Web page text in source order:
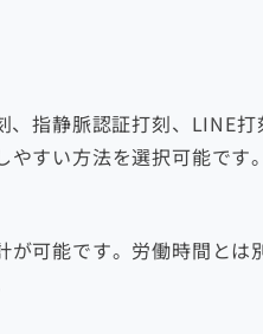
、指静脈認証打刻、LINE打
すい方法を選択可能です。
が可能です。労働時間とは